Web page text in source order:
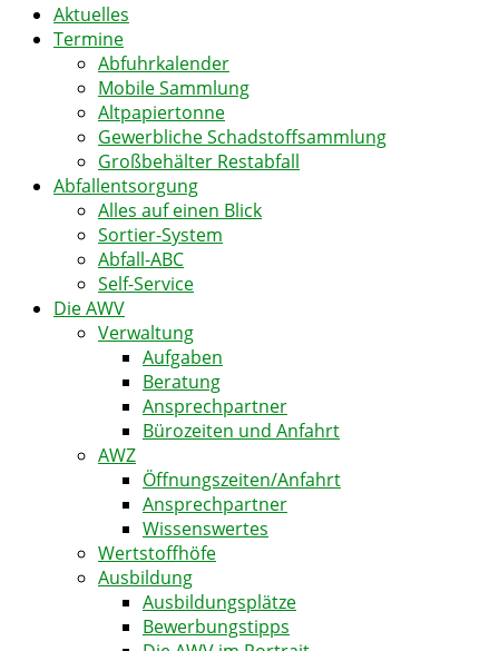
Aktuelles
Termine
Abfuhrkalender
Mobile Sammlung
Altpapiertonne
Gewerbliche Schadstoffsammlung
Großbehälter Restabfall
Abfallentsorgung
Alles auf einen Blick
Sortier-System
Abfall-ABC
Self-Service
Die AWV
Verwaltung
Aufgaben
Beratung
Ansprechpartner
Bürozeiten und Anfahrt
AWZ
Öffnungszeiten/Anfahrt
Ansprechpartner
Wissenswertes
Wertstoffhöfe
Ausbildung
Ausbildungsplätze
Bewerbungstipps